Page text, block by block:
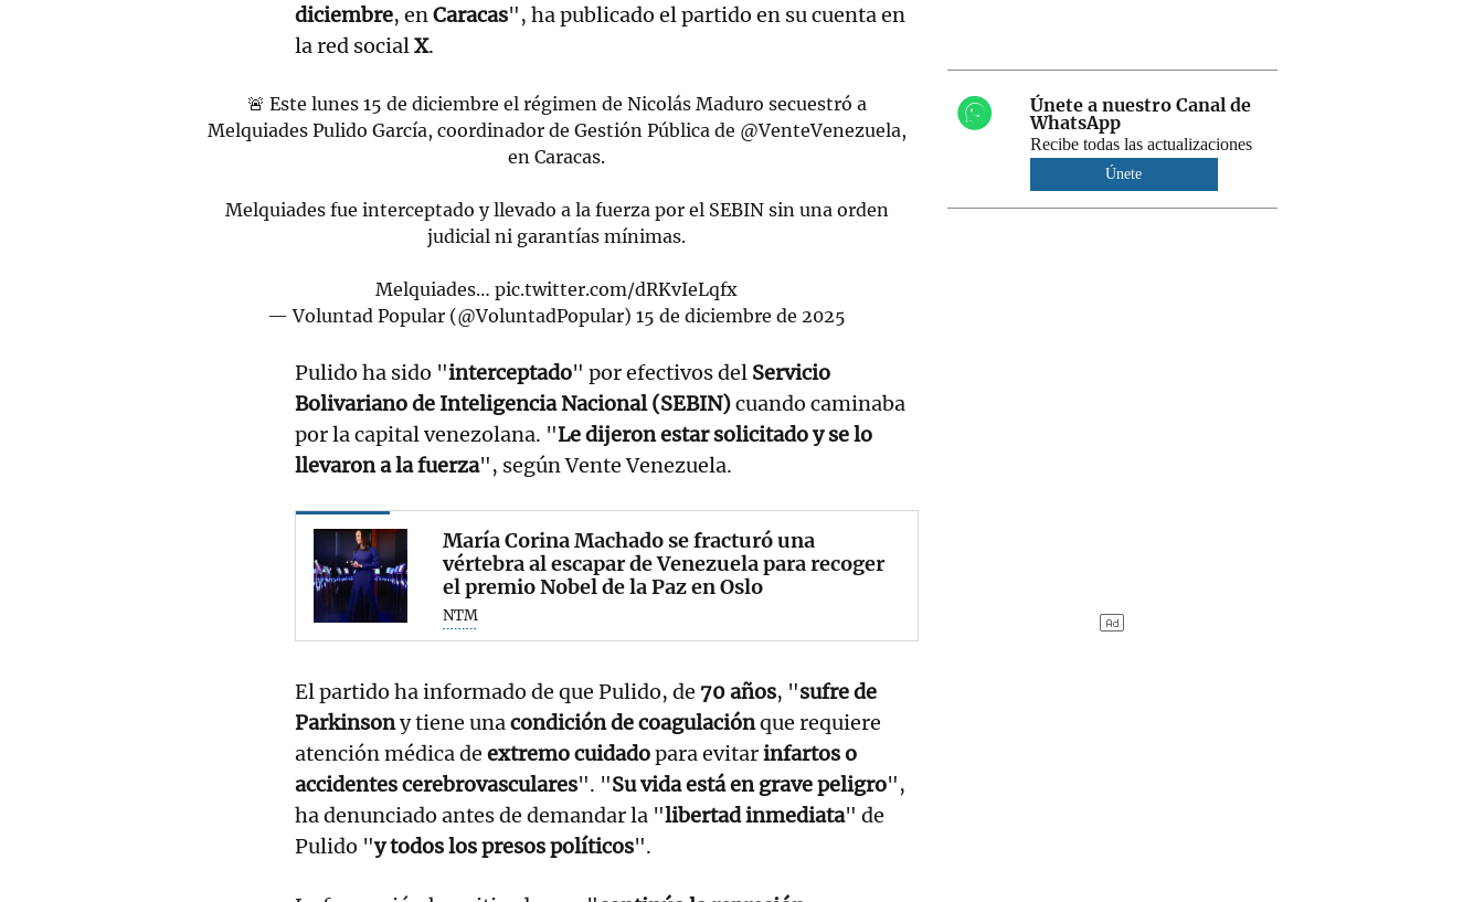
diciembre, enCaracas", ha publicado el partido en su cuenta en
la red socialX.
🚨 Este lunes 15 de diciembre el régimen de Nicolás Maduro secuestró a
Melquiades Pulido García, coordinador de Gestión Pública de @VenteVenezuela,
en Caracas.
Melquiades fue interceptado y llevado a la fuerza por el SEBIN sin una orden
judicial ni garantías mínimas.
Melquiades…pic.twitter.com/dRKvIeLqfx
— Voluntad Popular (@VoluntadPopular)15 de diciembre de 2025
Pulido ha sido "interceptado" por efectivos del Servicio
Bolivariano de Inteligencia Nacional (SEBIN)cuando caminaba
por la capital venezolana. "Le dijeron estar solicitado y se lo
llevaron a la fuerza", según Vente Venezuela.
María Corina Machado se fracturó una
vértebra al escapar de Venezuela para recoger
el premio Nobel de la Paz en Oslo
NTM
El partido ha informado de que Pulido, de 70 años, "sufre de
Parkinsony tiene unacondición de coagulaciónque requiere
atención médica de extremo cuidadopara evitarinfartos o
accidentes cerebrovasculares". "Su vida está en grave peligro",
ha denunciado antes de demandar la "libertad inmediata" de
Pulido "y todos los presos políticos".
Únete a nuestro Canal de
WhatsApp
Recibe todas las actualizaciones
Únete